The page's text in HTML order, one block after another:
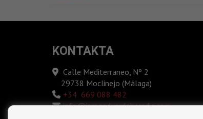
KONTAKTA
Calle Mediterraneo, Nº 2
29738 Moclinejo (Málaga)
‎+34 669 088 482
info@inmoeduardoheredia.com